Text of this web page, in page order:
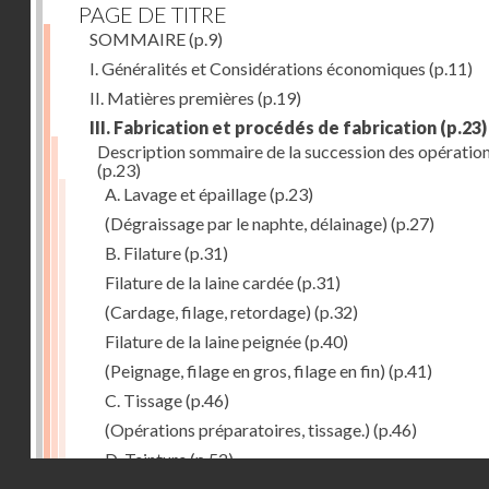
PAGE DE TITRE
SOMMAIRE(p.9)
I. Généralités et Considérations économiques (p.11)
II. Matières premières (p.19)
III. Fabrication et procédés de fabrication (p.23)
Description sommaire de la succession des
(p.23)
A. Lavage et épaillage(p.23)
(Dégraissage par le naphte, délainage) (p.27)
B. Filature(p.31)
Filature de la laine cardée(p.31)
(Cardage, filage, retordage) (p.32)
Filature de la laine peignée(p.40)
(Peignage, filage en gros, filage en fin) (p.41)
C. Tissage(p.46)
(Opérations préparatoires, tissage.) (p.46)
D. Teinture(p.52)